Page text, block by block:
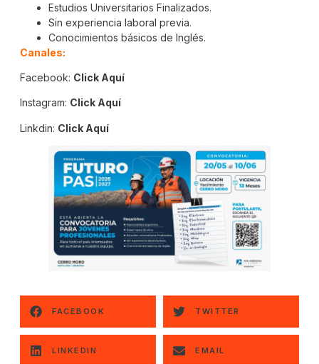
Estudios Universitarios Finalizados.
Sin experiencia laboral previa.
Conocimientos básicos de Inglés.
Canales:
Facebook: Click Aquí
Instagram: Click Aquí
Linkdin: Click Aquí
FACEBOOK TWITTER
LINKEDIN EMAIL